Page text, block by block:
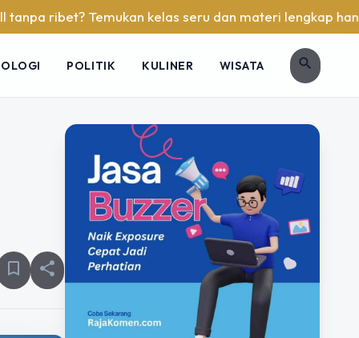
Temukan kelas seru dan materi lengkap hanya di
POLITIK KULINER WISATA search
bookmark_border share